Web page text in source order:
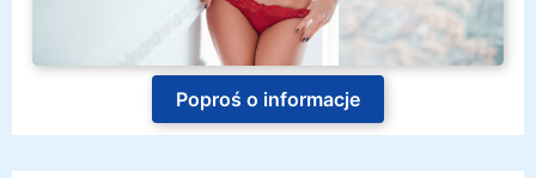
Poproś o informacje